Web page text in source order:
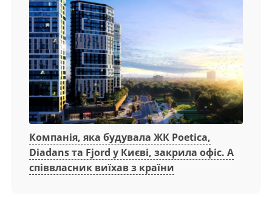
Компанія, яка будувала ЖК Poetica,
Diadans та Fjord у Києві, закрила офіс. А
співвласник виїхав з країни